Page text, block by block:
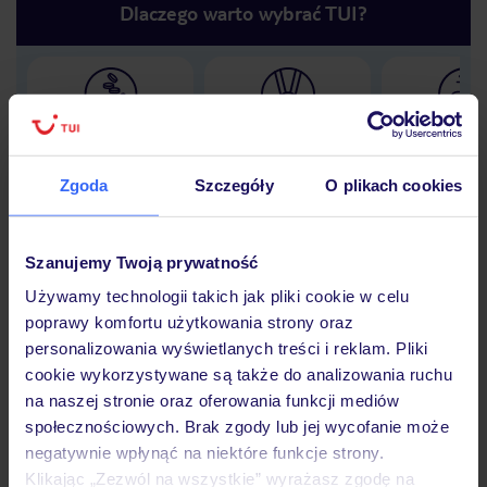
Zgoda Szczegóły O plikach cookies
Szanujemy Twoją prywatność
Używamy technologii takich jak pliki cookie w celu
poprawy komfortu użytkowania strony oraz
personalizowania wyświetlanych treści i reklam. Pliki
cookie wykorzystywane są także do analizowania ruchu
na naszej stronie oraz oferowania funkcji mediów
społecznościowych. Brak zgody lub jej wycofanie może
negatywnie wpłynąć na niektóre funkcje strony.
Klikając „Zezwól na wszystkie” wyrażasz zgodę na
Dlaczego warto wybrać TUI?
Lider niskich cen 30 lat w
Hotel
Opinie
Pokoje